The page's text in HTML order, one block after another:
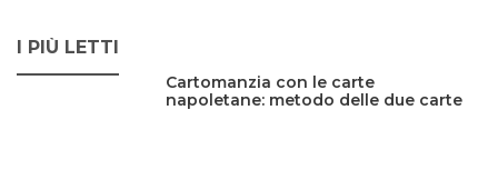
I PIÙ LETTI
Cartomanzia con le carte
napoletane: metodo delle due carte